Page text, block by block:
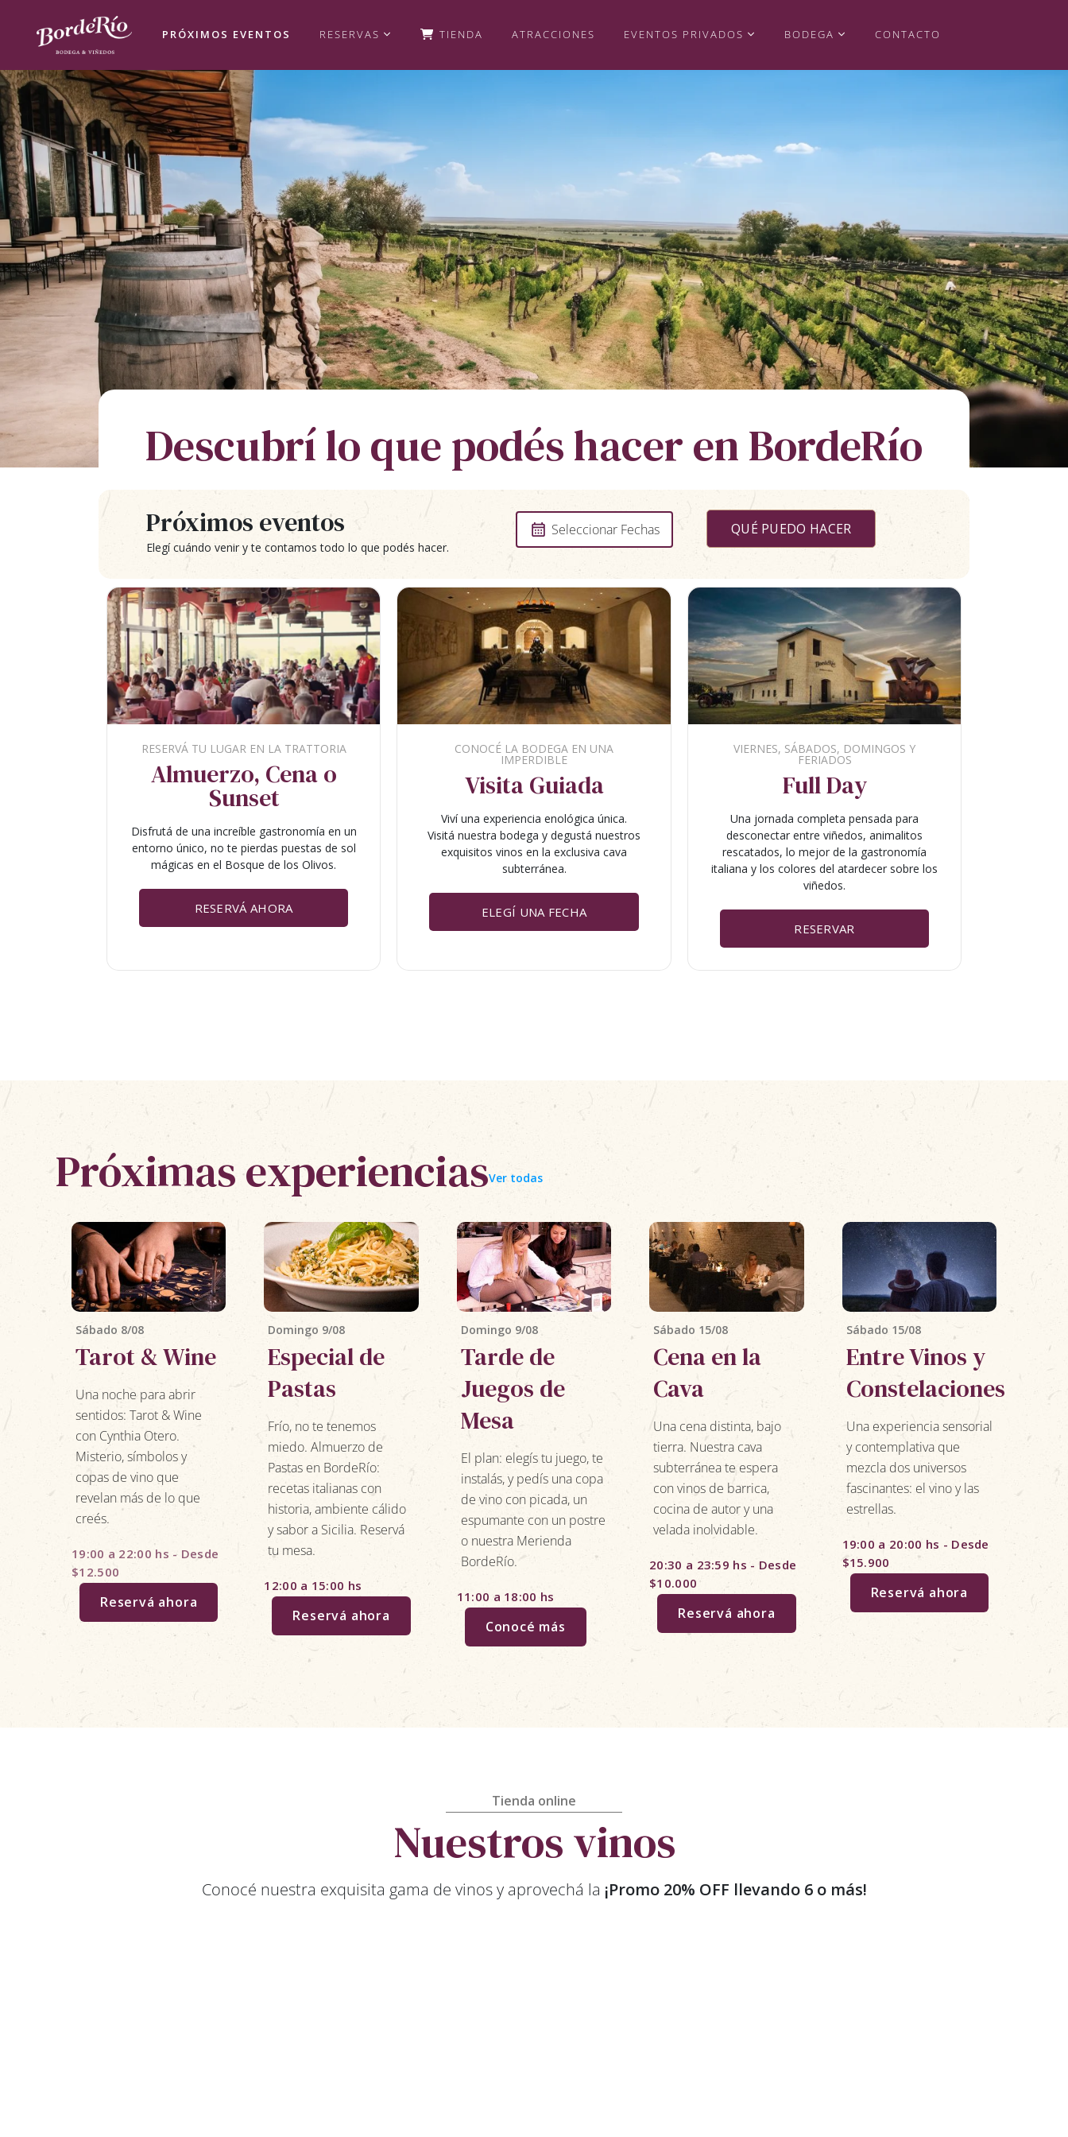
PRÓXIMOS EVENTOS RESERVAS TIENDA ATRACCIONES EVENTOS PRIVADOS BODEGA CONTACTO
Descubrí lo que podés hacer en BordeRío
Próximos eventos
Elegí cuándo venir y te contamos todo lo que podés hacer.
Seleccionar Fechas QUÉ PUEDO HACER
RESERVÁ TU LUGAR EN LA TRATTORIA
Almuerzo, Cena o
Sunset
Disfrutá de una increíble gastronomía en un
entorno único, no te pierdas puestas de sol
mágicas en el Bosque de los Olivos.
RESERVÁ AHORA
CONOCÉ LA BODEGA EN UNA
IMPERDIBLE
Visita Guiada
Viví una experiencia enológica única.
Visitá nuestra bodega y degustá nuestros
exquisitos vinos en la exclusiva cava
subterránea.
ELEGÍ UNA FECHA
VIERNES, SÁBADOS, DOMINGOS Y
FERIADOS
Full Day
Una jornada completa pensada para
desconectar entre viñedos, animalitos
rescatados, lo mejor de la gastronomía
italiana y los colores del atardecer sobre los
viñedos.
RESERVAR
Próximas experienciasVer todas
Sábado 8/08
Tarot & Wine
Una noche para abrir
sentidos: Tarot & Wine
con Cynthia Otero.
Misterio, símbolos y
copas de vino que
revelan más de lo que
creés.
19:00 a 22:00 hs - Desde
$12.500
Reservá ahora
Domingo 9/08
Especial de
Pastas
Frío, no te tenemos
miedo. Almuerzo de
Pastas en BordeRío:
recetas italianas con
historia, ambiente cálido
y sabor a Sicilia. Reservá
tu mesa.
12:00 a 15:00 hs
Reservá ahora
Domingo 9/08
Tarde de
Juegos de
Mesa
El plan: elegís tu juego, te
instalás, y pedís una copa
de vino con picada, un
espumante con un postre
o nuestra Merienda
BordeRío.
11:00 a 18:00 hs
Conocé más
Sábado 15/08
Cena en la
Cava
Una cena distinta, bajo
tierra. Nuestra cava
subterránea te espera
con vinos de barrica,
cocina de autor y una
velada inolvidable.
20:30 a 23:59 hs - Desde
$10.000
Reservá ahora
Sábado 15/08
Entre Vinos y
Constelaciones
Una experiencia sensorial
y contemplativa que
mezcla dos universos
fascinantes: el vino y las
estrellas.
19:00 a 20:00 hs - Desde
$15.900
Reservá ahora
Tienda online
Nuestros vinos
Conocé nuestra exquisita gama de vinos y aprovechá la ¡Promo 20% OFF llevando 6 o más!